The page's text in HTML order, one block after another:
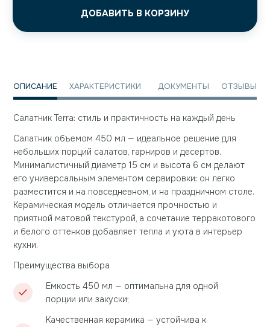
ДОБАВИТЬ В КОРЗИНУ
ОПИСАНИЕ ХАРАКТЕРИСТИКИ ДОКУМЕНТЫ ОТЗЫВЫ
Салатник Terra: стиль и практичность на каждый день
Салатник объемом 450 мл — идеальное решение для
небольших порций салатов, гарниров и десертов.
Минималистичный диаметр 15 см и высота 6 см делают
его универсальным элементом сервировки: он легко
разместится и на повседневном, и на праздничном столе.
Керамическая модель отличается прочностью и
приятной матовой текстурой, а сочетание терракотового
и белого оттенков добавляет тепла и уюта в интерьер
кухни.
Преимущества выбора
Емкость 450 мл — оптимальна для одной
порции или закуски;
Качественная керамика — устойчива к